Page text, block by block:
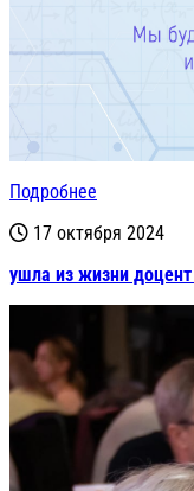
Подробнее
17 октября 2024
ушла из жизни